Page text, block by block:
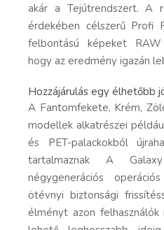
akár a Tejútrendszert. A
érdekében célszerű Profi
felbontású képeket
hogy az eredmény igazán
Hozzájárulás egy élhetőbb
A Fantomfekete, Krém,
modellek alkatrészei
és PET-palackokból
tartalmaznak A
négygenerációs
ötévnyi biztonsági
élményt azon